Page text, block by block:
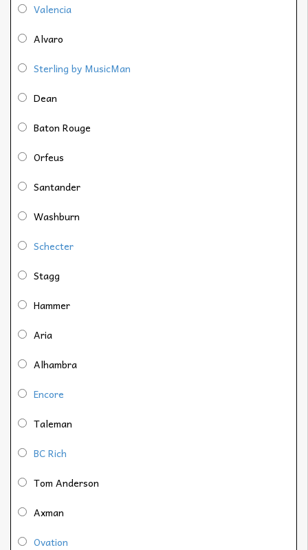
Valencia
Alvaro
Sterling by MusicMan
Dean
Baton Rouge
Orfeus
Santander
Washburn
Schecter
Stagg
Hammer
Aria
Alhambra
Encore
Taleman
BC Rich
Tom Anderson
Axman
Ovation